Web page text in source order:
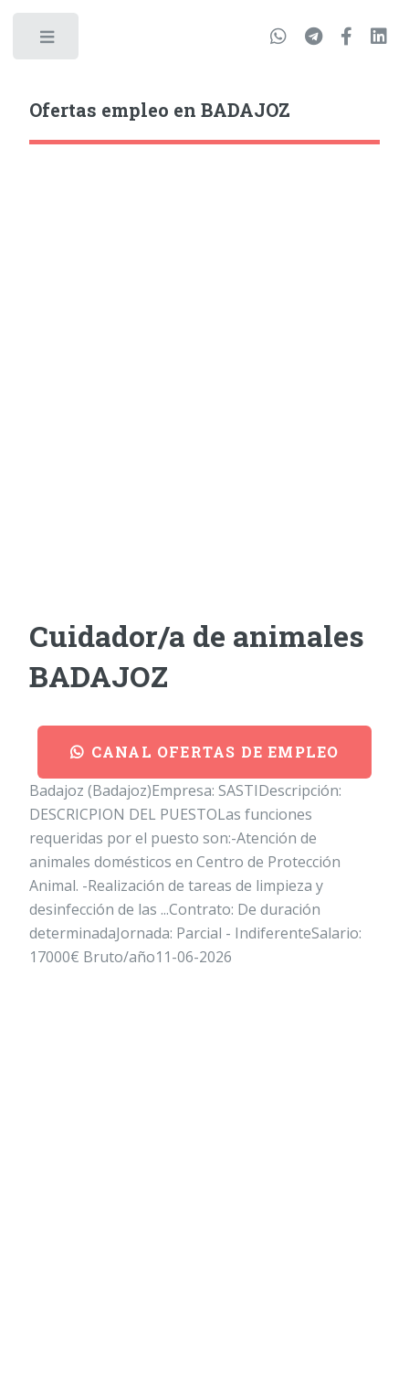
Ofertas empleo en BADAJOZ
Cuidador/a de animales
BADAJOZ
CANAL OFERTAS DE EMPLEO
Badajoz (Badajoz)Empresa: SASTIDescripción:
DESCRICPION DEL PUESTOLas funciones
requeridas por el puesto son:-Atención de
animales domésticos en Centro de Protección
Animal. -Realización de tareas de limpieza y
desinfección de las ...Contrato: De duración
determinadaJornada: Parcial - IndiferenteSalario:
17000€ Bruto/año11-06-2026